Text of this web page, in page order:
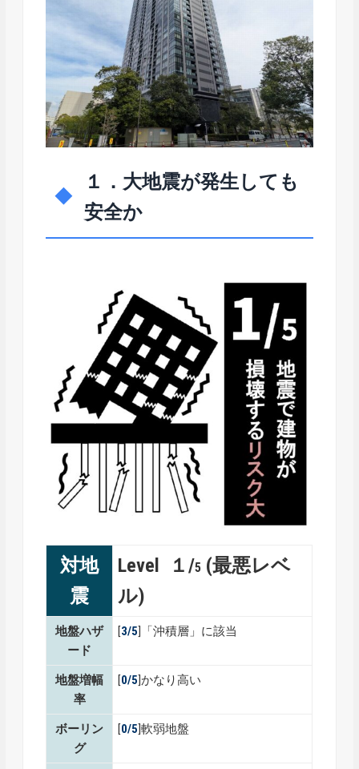
１．大地震が発生しても
安全か
対地
震
Level １/5 (最悪レベ
ル)
地盤ハザ
ード
[3/5]「沖積層」に該当
地盤増幅
率
[0/5]かなり高い
ボーリン
グ
[0/5]軟弱地盤